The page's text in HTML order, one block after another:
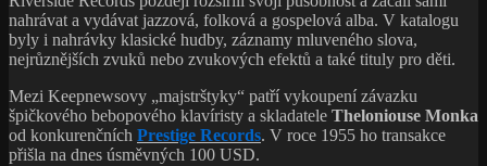
nahrávat a vydávat jazzová, folková a gospelová alba. V katalogu
byly i nahrávky klasické hudby, záznamy mluveného slova,
nejrůznějších zvuků nebo zvukových efektů a také tituly pro děti.
Mezi Keepnewsovy „majstrštyky“ patří vykoupení závazku
špičkového bebopového klavíristy a skladatele Theloniouse Monka
od konkurenčních Prestige Records. V roce 1955 ho transakce
přišla na dnes úsměvných 100 USD.